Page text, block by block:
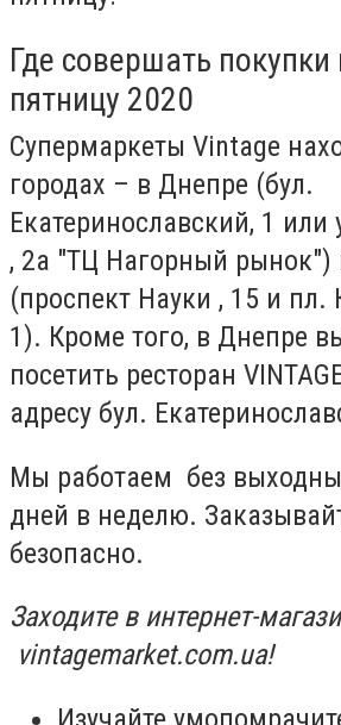
Где совершать
пятницу 2020
Супермаркеты Vintage
городах – в Днепре (бул.
Екатеринославский, 1
, 2а "ТЦ Нагорный рынок")
(проспект Науки , 15 и пл.
1). Кроме того, в Днепре
посетить ресторан
адресу бул.
Мы работаем без
дней в неделю.
безопасно.
Заходите в интернет-
vintagemarket.com.ua!